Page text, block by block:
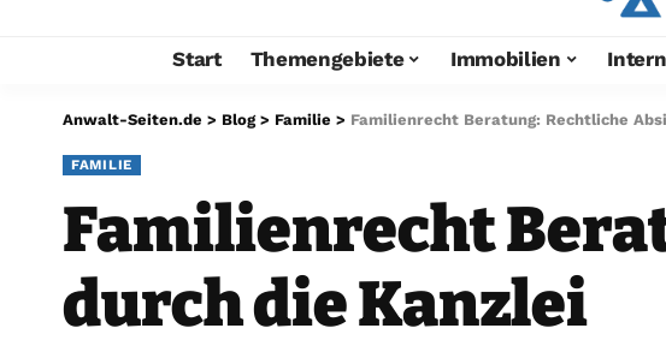
Start Themengebiete Immobilien
Anwalt-Seiten.de > Blog> Familie > Familienrecht Beratung: Rechtliche
FAMILIE
Familienrecht
durch die Kanzlei